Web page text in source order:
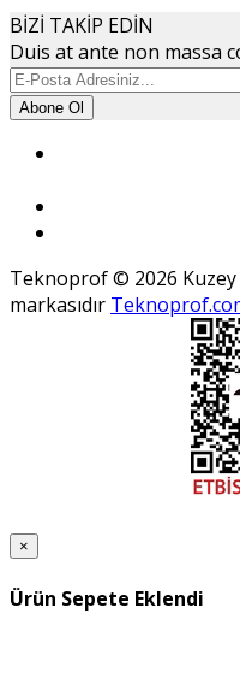
BİZİ TAKİP EDİN
Duis at ante non massa
Abone Ol
Teknoprof © 2026
markasıdır
×
Ürün Sepete Eklendi